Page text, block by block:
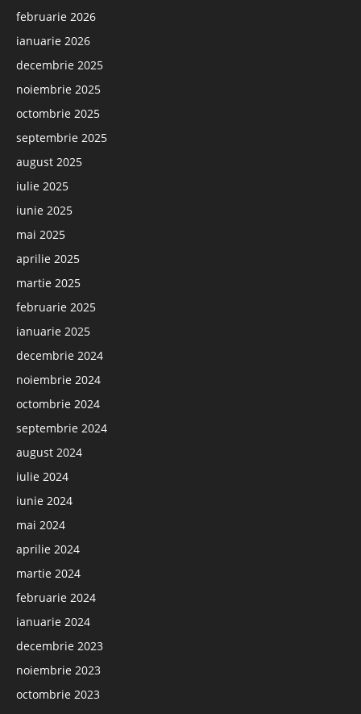
februarie 2026
ianuarie 2026
decembrie 2025
noiembrie 2025
octombrie 2025
septembrie 2025
august 2025
iulie 2025
iunie 2025
mai 2025
aprilie 2025
martie 2025
februarie 2025
ianuarie 2025
decembrie 2024
noiembrie 2024
octombrie 2024
septembrie 2024
august 2024
iulie 2024
iunie 2024
mai 2024
aprilie 2024
martie 2024
februarie 2024
ianuarie 2024
decembrie 2023
noiembrie 2023
octombrie 2023